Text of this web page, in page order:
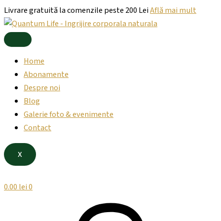
Skip
to
content
Livrare gratuită la comenzile peste 200 LeiAflă mai mult
Home
Abonamente
Despre noi
Blog
Galerie foto & evenimente
Contact
X
0.00lei0
search
search